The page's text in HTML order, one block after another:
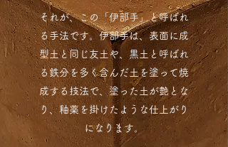
それが、この「伊部手」と呼ばれ
る手法です。伊部手は、表面に成
型土と同じ友土や、黒土と呼ばれ
る鉄分を多く含んだ土を塗って焼
成する技法で、塗った土が艶とな
り、釉薬を掛けたような仕上がり
になります。